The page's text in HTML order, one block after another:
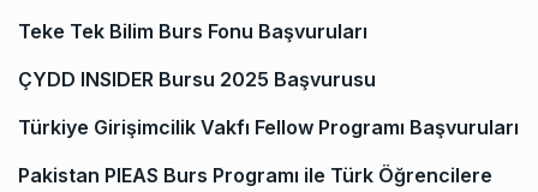
Teke Tek Bilim Burs Fonu Başvuruları
ÇYDD INSIDER Bursu 2025 Başvurusu
Türkiye Girişimcilik Vakfı Fellow Programı Başvuruları
Pakistan PIEAS Burs Programı ile Türk Öğrencilere